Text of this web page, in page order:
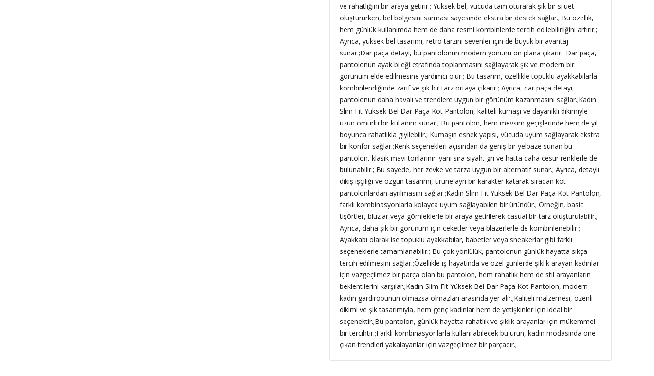
ve rahatlığını bir araya getirir.; Yüksek bel, vücuda tam oturarak şık bir siluet
oluştururken, bel bölgesini sarması sayesinde ekstra bir destek sağlar.; Bu özellik,
hem günlük kullanımda hem de daha resmi kombinlerde tercih edilebilirliğini artırır.;
Ayrıca, yüksek bel tasarımı, retro tarzını sevenler için de büyük bir avantaj
sunar.;Dar paça detayı, bu pantolonun modern yönünü ön plana çıkarır.; Dar paça,
pantolonun ayak bileği etrafında toplanmasını sağlayarak şık ve modern bir
görünüm elde edilmesine yardımcı olur.; Bu tasarım, özellikle topuklu ayakkabılarla
kombinlendiğinde zarif ve şık bir tarz ortaya çıkarır.; Ayrıca, dar paça detayı,
pantolonun daha havalı ve trendlere uygun bir görünüm kazanmasını sağlar.;Kadın
Slim Fit Yüksek Bel Dar Paça Kot Pantolon, kaliteli kumaşı ve dayanıklı dikimiyle
uzun ömürlü bir kullanım sunar.; Bu pantolon, hem mevsim geçişlerinde hem de yıl
boyunca rahatlıkla giyilebilir.; Kumaşın esnek yapısı, vücuda uyum sağlayarak ekstra
bir konfor sağlar.;Renk seçenekleri açısından da geniş bir yelpaze sunan bu
pantolon, klasik mavi tonlarının yanı sıra siyah, gri ve hatta daha cesur renklerle de
bulunabilir.; Bu sayede, her zevke ve tarza uygun bir alternatif sunar.; Ayrıca, detaylı
dikiş işçiliği ve özgün tasarımı, ürüne ayrı bir karakter katarak sıradan kot
pantolonlardan ayrılmasını sağlar.;Kadın Slim Fit Yüksek Bel Dar Paça Kot Pantolon,
farklı kombinasyonlarla kolayca uyum sağlayabilen bir üründür.; Örneğin, basic
tişörtler, bluzlar veya gömleklerle bir araya getirilerek casual bir tarz oluşturulabilir.;
Ayrıca, daha şık bir görünüm için ceketler veya blazerlerle de kombinlenebilir.;
Ayakkabı olarak ise topuklu ayakkabılar, babetler veya sneakerlar gibi farklı
seçeneklerle tamamlanabilir.; Bu çok yönlülük, pantolonun günlük hayatta sıkça
tercih edilmesini sağlar.;Özellikle iş hayatında ve özel günlerde şıklık arayan kadınlar
için vazgeçilmez bir parça olan bu pantolon, hem rahatlık hem de stil arayanların
beklentilerini karşılar.;Kadın Slim Fit Yüksek Bel Dar Paça Kot Pantolon, modern
kadın gardırobunun olmazsa olmazları arasında yer alır.;Kaliteli malzemesi, özenli
dikimi ve şık tasarımıyla, hem genç kadınlar hem de yetişkinler için ideal bir
seçenektir.;Bu pantolon, günlük hayatta rahatlık ve şıklık arayanlar için mükemmel
bir tercihtir.;Farklı kombinasyonlarla kullanılabilecek bu ürün, kadın modasında öne
çıkan trendleri yakalayanlar için vazgeçilmez bir parçadır.;